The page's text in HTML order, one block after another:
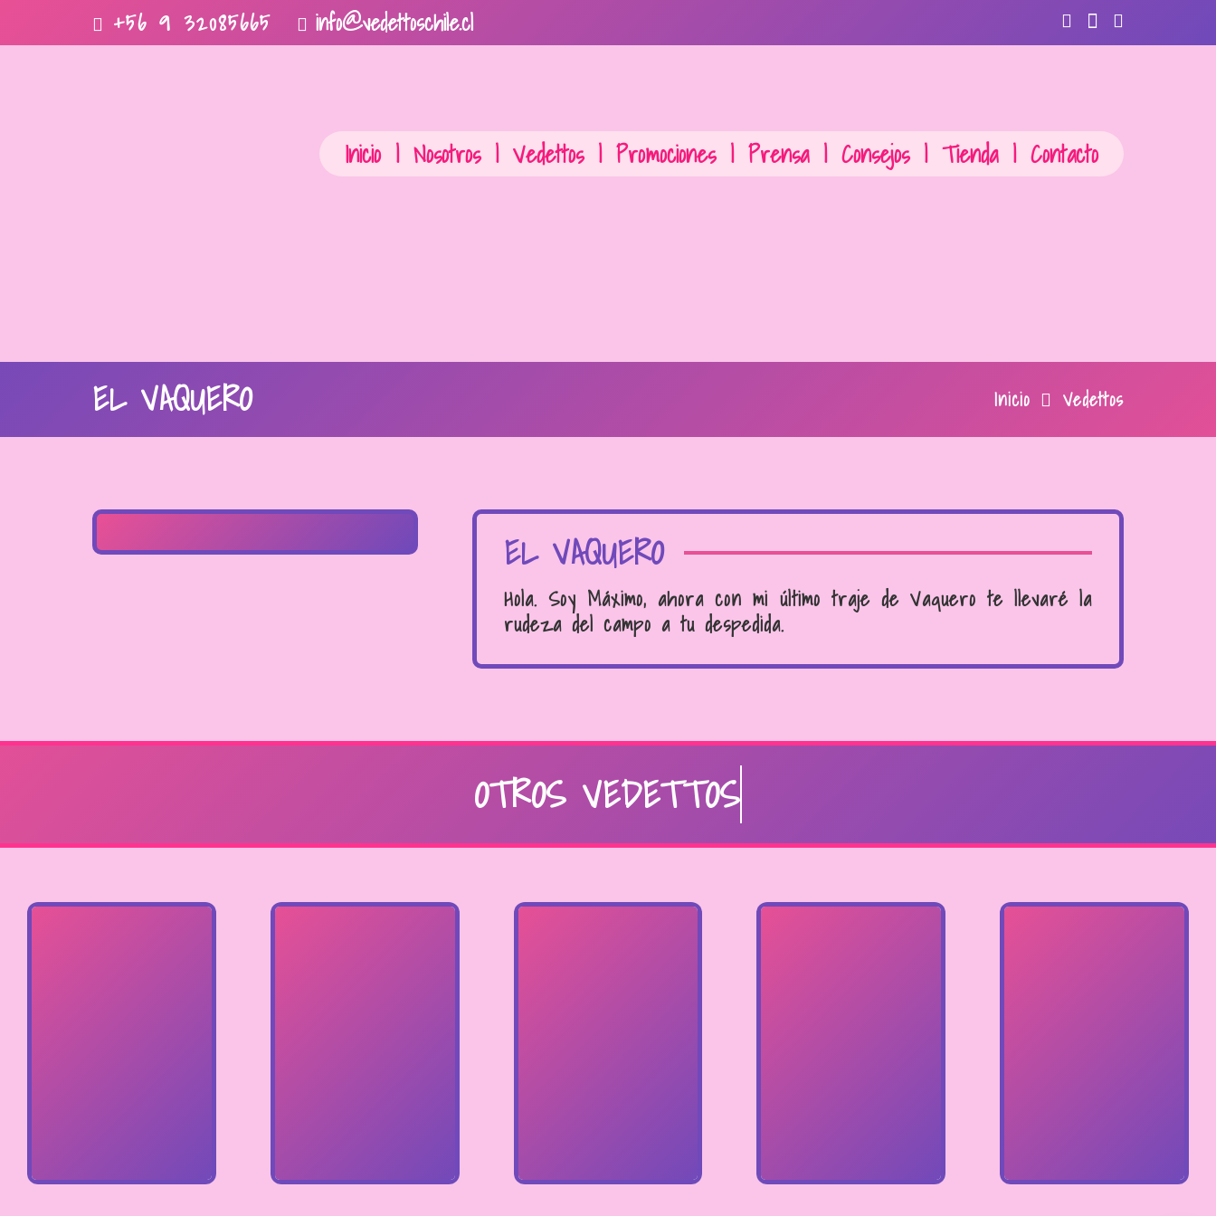
+56 9 32085665 info@vedettoschile.cl
Inicio | Nosotros | Vedettos | Promociones | Prensa | Consejos | Tienda | Contacto
EL VAQUERO Inicio Vedettos
EL VAQUERO
Hola. Soy Máximo, ahora con mi último traje de Vaquero te llevaré la
rudeza del campo a tu despedida.
OTROS VEDETTOS